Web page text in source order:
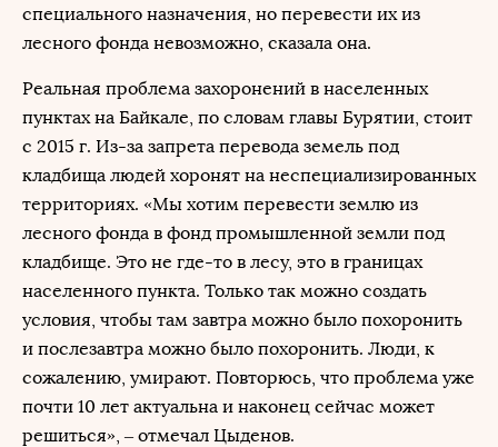
специального назначения, но перевести их из
лесного фонда невозможно, сказала она.
Реальная проблема захоронений в населенных
пунктах на Байкале, по словам главы Бурятии, стоит
с 2015 г. Из-за запрета перевода земель под
кладбища людей хоронят на неспециализированных
территориях. «Мы хотим перевести землю из
лесного фонда в фонд промышленной земли под
кладбище. Это не где-то в лесу, это в границах
населенного пункта. Только так можно создать
условия, чтобы там завтра можно было похоронить
и послезавтра можно было похоронить. Люди, к
сожалению, умирают. Повторюсь, что проблема уже
почти 10 лет актуальна и наконец сейчас может
решиться», – отмечал Цыденов.